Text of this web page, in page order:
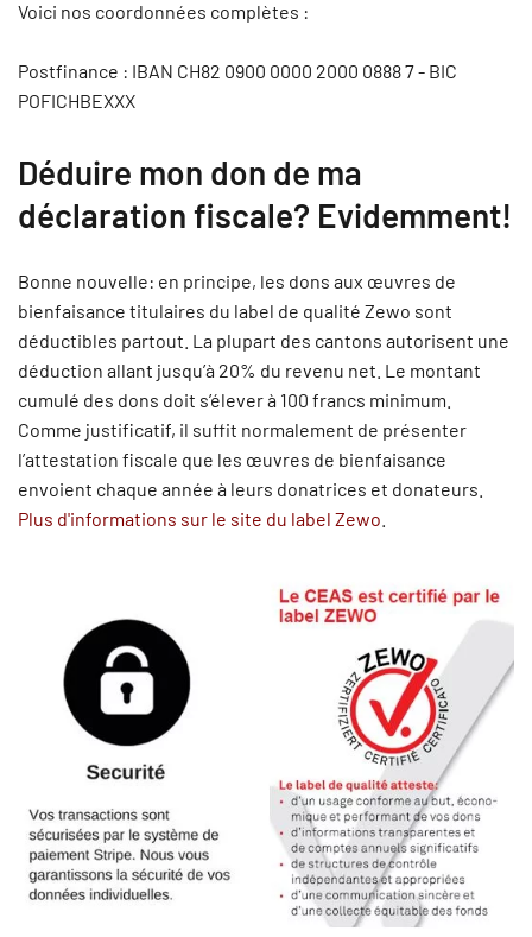
Voici nos coordonnées complètes :
Postfinance : IBAN CH82 0900 0000 2000 0888 7 - BIC
POFICHBEXXX
Déduire mon don de ma
déclaration fiscale? Evidemment!
Bonne nouvelle: en principe, les dons aux œuvres de
bienfaisance titulaires du label de qualité Zewo sont
déductibles partout. La plupart des cantons autorisent une
déduction allant jusqu’à 20% du revenu net. Le montant
cumulé des dons doit s’élever à 100 francs minimum.
Comme justificatif, il suffit normalement de présenter
l’attestation fiscale que les œuvres de bienfaisance
envoient chaque année à leurs donatrices et donateurs.
Plus d'informations sur le site du label Zewo